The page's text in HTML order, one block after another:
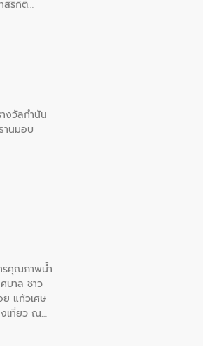
สิริกิติ์
งวัลกำนัน
านมอบ
รคุณภาพน้ำ
บาล ชาว
ย แก้วเศษ
งเที่ยว ณ